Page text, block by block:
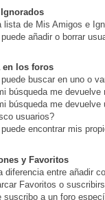
lista de Mis Amigos e
añadir o borrar
en los foros
buscar en uno o
búsqueda me devuelve
búsqueda me devuelve
usuarios?
encontrar mis
y Favoritos
diferencia entre añadir
Favoritos o
suscribo a un foro